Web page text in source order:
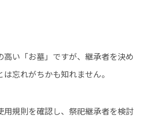
い「お墓」ですが、継承者を決め
忘れがちかも知れません。
用規則を確認し、祭祀継承者を検討